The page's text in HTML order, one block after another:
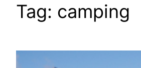
Tag: camping